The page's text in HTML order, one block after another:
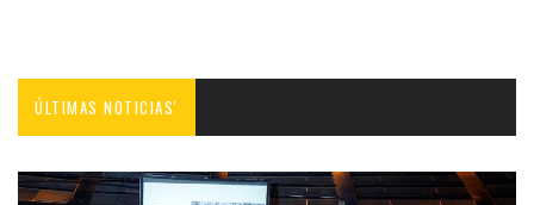
ÚLTIMAS NOTICIAS'